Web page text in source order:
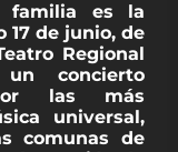
familia es la
17 de junio, de
Regional
concierto
las más
universal,
comunas de